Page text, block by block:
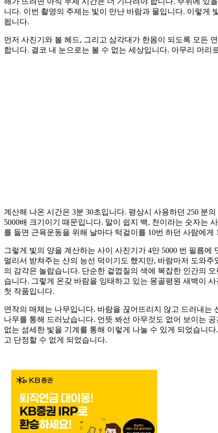
니다. 이번 촬영의 주제는 빛이 만난 바람과 물입니다. 이렇게
됩니다.
먼저 사진기와 볼 헤드, 그리고 삼각대가 한몸이 되도록 모든
합니다. 결코 내 눈으로는 볼 수 없는 세상입니다. 아무리 머
계산해 나온 시간은 3분 30초입니다. 평상시 사용하던 250 분
5000배 크기이기 때문입니다. 말이 쉽지 백, 천이라는 숫자는
를 들면 근육운동을 위해 날마다 턱걸이를 10번 하던 사람에
그렇게 빛의 양을 계산하는 사이 사진기가 4만 5000 번 필름
멀리서 받쳐주는 산의 능선 덕이기도 했지만, 바람마저 도와
의 감각은 놀랍습니다. 단순한 겉껍질의 색에 복잡한 인간의
습니다. 그렇게 온갖 바람을 잉태하고 있는 몽골평원 새벽이
첫 작품입니다.
연작의 매체는 나무입니다. 바람을 끊어뜨리지 않고 드러내는
나무를 통해 드러났습니다. 언뜻 봐선 아무것도 없어 보이는
없는 섬세한 빛을 기계를 통해 이렇게 나눌 수 있게 되었습니
고 단정할 수 없게 되었습니다.